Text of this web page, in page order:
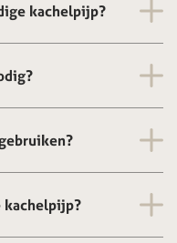
kachelpijp?
kachelpijp?